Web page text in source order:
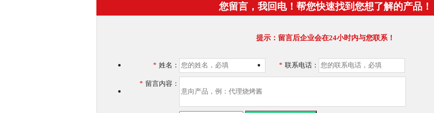
您留言，我回电！帮您快速找到您想了解的产品！
提示：留言后企业会在24小时内与您联系！
* 姓名： * 联系电话：
* 留言内容：